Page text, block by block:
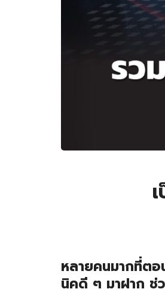
หลายคนมากที่ตอ
นิคดี ๆ มาฝาก ช่